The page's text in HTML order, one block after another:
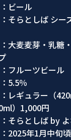
ル
しば シーズ
芽・乳糖・オ
ルーツビール
5.5％
レギュラー（
）1,000円
としば by よ
年1月中旬頃